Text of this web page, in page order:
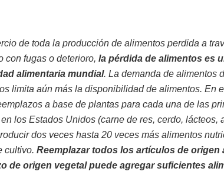
de toda la producción de alimentos perdida a
con fugas o deterioro, la pérdida de alimentos es
alimentaria mundial. La demanda de alimentos
limita aún más la disponibilidad de alimentos. En
a base de plantas para cada una de las
los Estados Unidos (carne de res, cerdo, lácteos,
dos veces hasta 20 veces más alimentos
cultivo. Reemplazar todos los artículos de origen
de origen vegetal puede agregar suficientes